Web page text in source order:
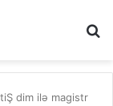
dim ilə magistr